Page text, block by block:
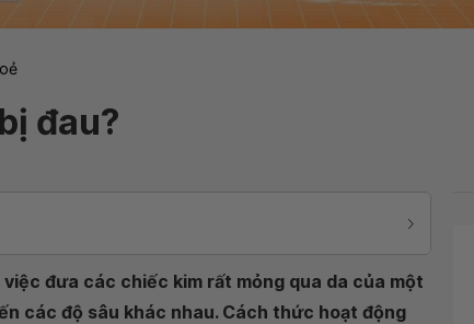
đau?
đưa các chiếc kim rất mỏng qua da của một
các độ sâu khác nhau. Cách thức hoạt động